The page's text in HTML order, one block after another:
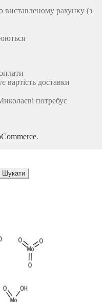
виставленому рахунку (з
вартість доставки
потребує
.
Шукати